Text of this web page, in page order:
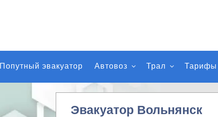
к
п
о
Попутный эвакуатор Автовоз Трал Тарифы
Эвакуатор Вольнянск